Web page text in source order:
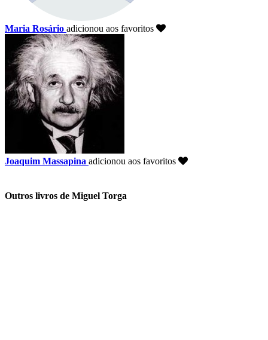
Maria Rosário adicionou aos favoritos
Joaquim Massapina adicionou aos favoritos
Outros livros de Miguel Torga